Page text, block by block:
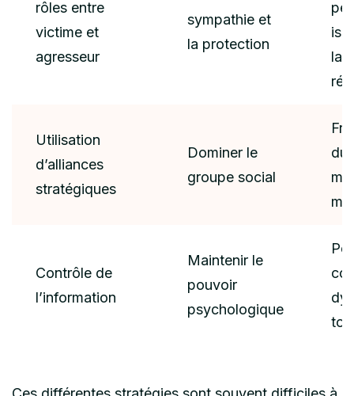
rôles entre
victime et
agresseur
sympathie et
la protection
la
Utilisation
d’alliances
stratégiques
Dominer le
groupe social
du
Contrôle de
l’information
Maintenir le
pouvoir
psychologique